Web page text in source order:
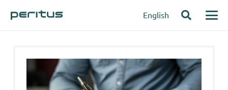
English